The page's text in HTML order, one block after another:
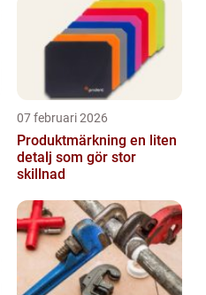
07 februari 2026
Produktmärkning en liten
detalj som gör stor
skillnad